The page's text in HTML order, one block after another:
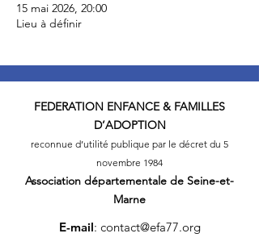
15 mai 2026, 20:00
Lieu à définir
FEDERATION ENFANCE & FAMILLES
D’ADOPTION
reconnue d’utilité publique par le décret du 5
novembre 1984
Association départementale de Seine-et-
Marne
E-mail: contact@efa77.org